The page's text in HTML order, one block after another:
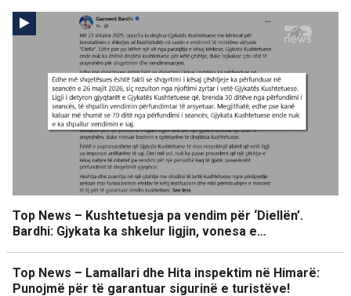
Top News – Kushtetuesja pa vendim për ‘Diellën’.
Bardhi: Gjykata ka shkelur ligjin, vonesa e…
Top News – Lamallari dhe Hita inspektim në Himarë:
Punojmë për të garantuar sigurinë e turistëve!